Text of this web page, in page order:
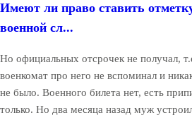
Имеют ли право ставить
военной сл...
Но официальных отсрочек не получал,
военкомат про него не вспоминал и
не было. Военного билета нет, есть
только. Но два месяца назад муж